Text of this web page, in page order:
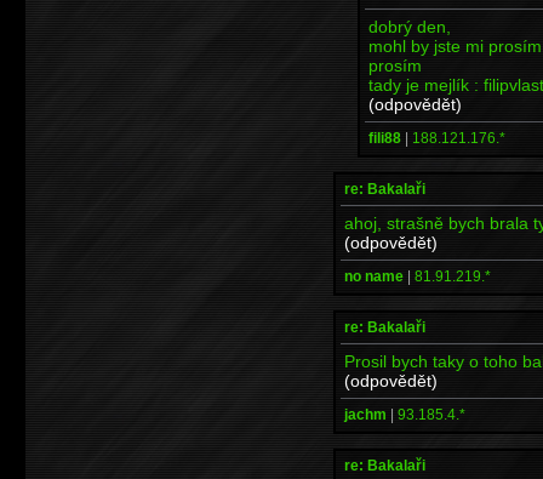
dobrý den,
mohl by jste mi
prosím
tady je mejlík :
(odpovědět)
fili88 | 188.121.176.*
re: Bakalaři
ahoj, strašně bych brala
(odpovědět)
no name | 81.91.219.*
re: Bakalaři
Prosil bych taky o toho
(odpovědět)
jachm | 93.185.4.*
re: Bakalaři